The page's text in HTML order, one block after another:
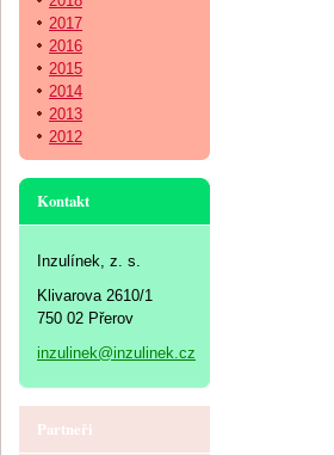
2017
2016
2015
2014
2013
2012
Kontakt
Inzulínek, z. s.
Klivarova 2610/1
750 02 Přerov
inzulinek@inzulinek.cz
Partneři